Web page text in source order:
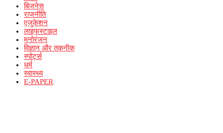
बिजनेस
राजनीति
एजुकेशन
लाइफस्टाइल
मनोरंजन
विज्ञान और तकनीक
स्पोर्ट्स
धर्म
स्वास्थ्य
E-PAPER